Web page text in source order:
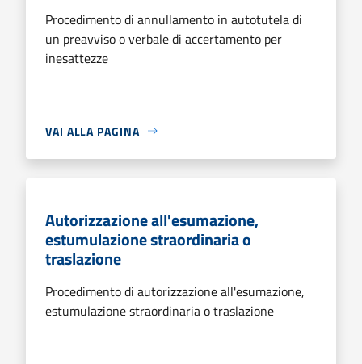
Procedimento di annullamento in autotutela di
un preavviso o verbale di accertamento per
inesattezze
VAI ALLA PAGINA
Autorizzazione all'esumazione,
estumulazione straordinaria o
traslazione
Procedimento di autorizzazione all'esumazione,
estumulazione straordinaria o traslazione